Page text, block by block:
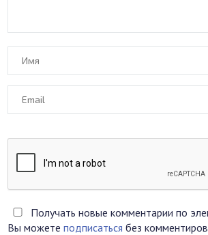
Получать новые комментарии по
Вы можетеподписаться без